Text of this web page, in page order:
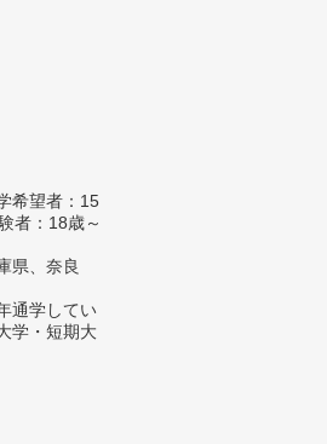
希望者：15
者：18歳～
県、奈良
通学してい
学・短期大